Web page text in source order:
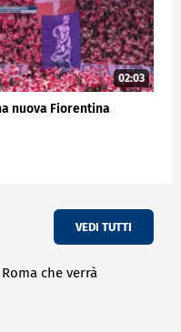
02:03
nuova Fiorentina
VEDI TUTTI
che verrà